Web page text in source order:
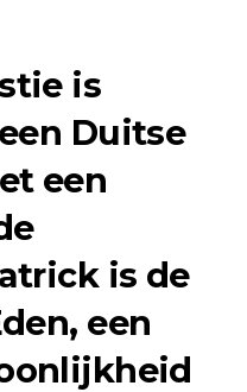
is
Duitse
een
is de
, een